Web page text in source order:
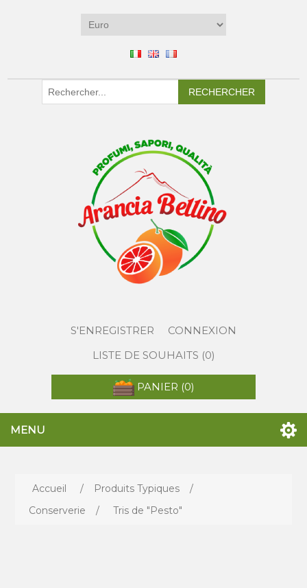
RECHERCHER
S'ENREGISTRER
CONNEXION
LISTE DE SOUHAITS (0)
PANIER (0)
MENU
Accueil / Produits Typiques
/
Conserverie
/ Tris de "Pesto"